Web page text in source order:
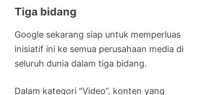
Tiga bidang
Google sekarang siap untuk memperluas
inisiatif ini ke semua perusahaan media di
seluruh dunia dalam tiga bidang.
Dalam kategori “Video”, konten yang